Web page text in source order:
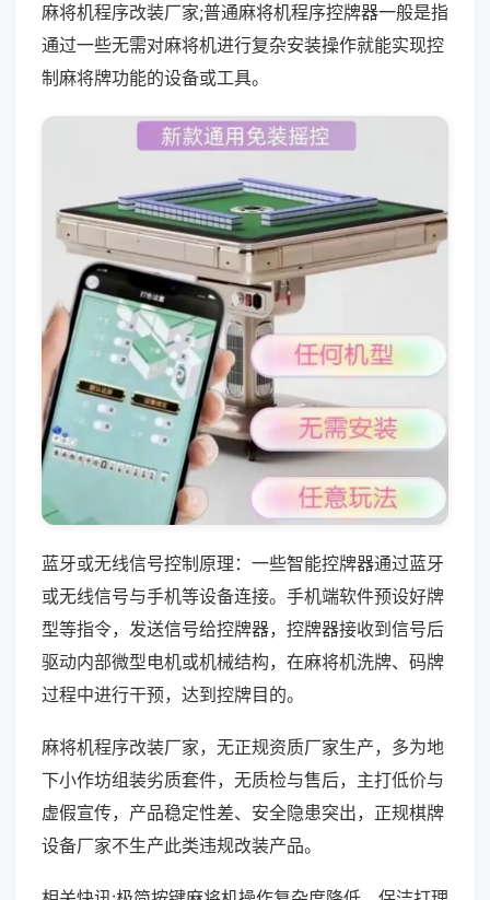
麻将机程序改装厂家;普通麻将机程序控牌器一般是指
通过一些无需对麻将机进行复杂安装操作就能实现控
制麻将牌功能的设备或工具。
蓝牙或无线信号控制原理：一些智能控牌器通过蓝牙
或无线信号与手机等设备连接。手机端软件预设好牌
型等指令，发送信号给控牌器，控牌器接收到信号后
驱动内部微型电机或机械结构，在麻将机洗牌、码牌
过程中进行干预，达到控牌目的。
麻将机程序改装厂家，无正规资质厂家生产，多为地
下小作坊组装劣质套件，无质检与售后，主打低价与
虚假宣传，产品稳定性差、安全隐患突出，正规棋牌
设备厂家不生产此类违规改装产品。